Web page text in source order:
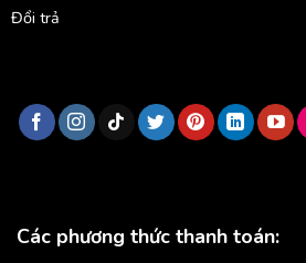
Đổi trả
Các phương thức thanh toán: